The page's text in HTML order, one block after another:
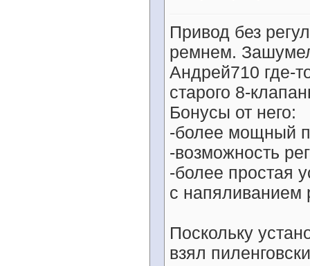
Привод без
ремнем.
Андрей710 где-
старого 8-
Бонусы от него:
-более мощный
-возможность
-более простая
с
Поскольку
взял